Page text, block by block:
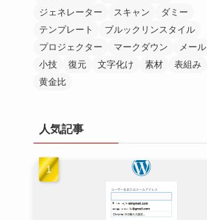
ジェネレーター
スキャン
ダミー
テンプレート
ブルックリンスタイル
プロジェクター
マークダウン メール
小技
復元 文字化け 素材 表組み
黄金比
人気記事